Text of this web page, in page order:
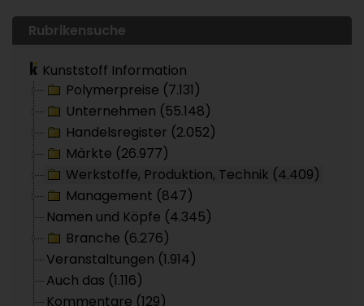
Rubrikensuche
Kunststoff Information
Polymerpreise (7.131)
Unternehmen (55.148)
Handelsregister (2.052)
Märkte (26.977)
Werkstoffe, Produktion, Technik (4.409)
Management (847)
Namen und Köpfe (4.345)
Branche (6.276)
Veranstaltungen (1.914)
Auch das (1.116)
Kommentare (129)